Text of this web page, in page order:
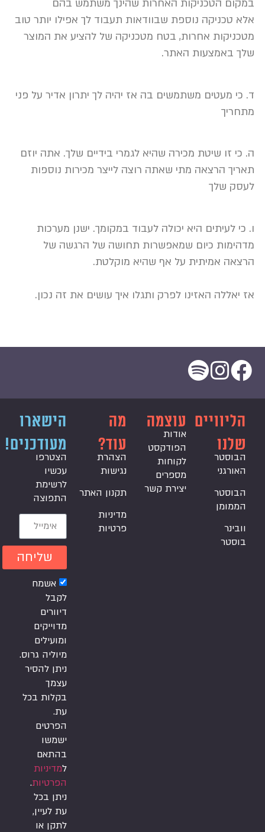
במקום הטכניקות האחרות שהינך משתמש בהם
אלא טכניקה נוספת שבוודאות תעבוד לך אפילו יותר טוב
מטכניקות אחרות, בטח מטכניקה של להציע את המוצר
שלך באמצעות האתר.
ד. כי מעטים משתמשים בה אז יהיה לך יתרון אדיר על פני
מתחריך
ה. כי זו שיטת מכירה שהיא לגמרי בידיים שלך. אתה יוזם
תאריך הרצאה מתי שאתה רוצה לייצר מכירות נוספות
לעסק שלך
ו. כי לעיתים היא יכולה לעבוד במקומך. ישנן מערכות
מדהימות כיום שמאפשרות תחושה של הרגשה של
הרצאה אמיתית על אף שהיא מוקלטת.
אז יאללה האזינו לפרק ותגלו איך עושים את זה נכון.
הליוויים
שלנו
הבוסטר
האורגני
הבוסטר
הממומן
וובינר
בוסטר
עוצמה
אודות
הפודקסט
לקוחות
מספרים
יצירת קשר
מה
עוד?
הצהרת
נגישות
תקנון האתר
מדיניות
פרטיות
הישארו
מעודכנים!
הצטרפו
עכשיו
לרשימת
התפוצה
אשמח
לקבל
דיוורים
מדוייקים
ומועילים
מיוליה גרוס.
ניתן להסיר
עצמך
בקלות בכל
עת.
הפרטים
ישמשו
בהתאם
למדיניות
הפרטיות.
ניתן בכל
עת לעיין,
לתקן או
שליחה